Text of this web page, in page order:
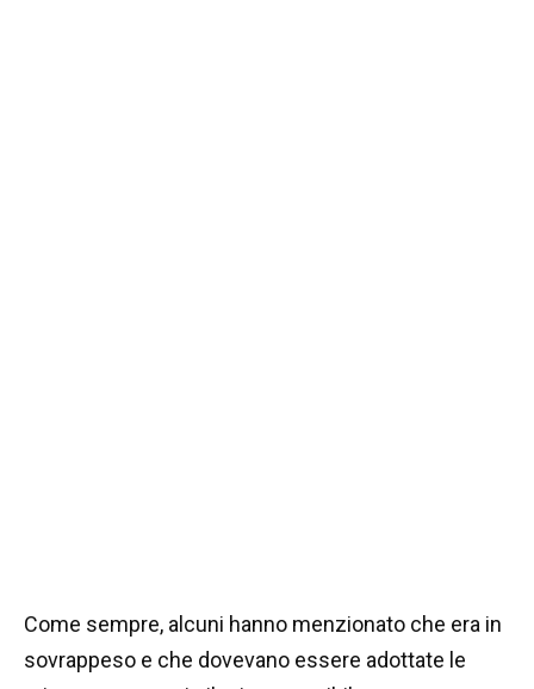
Come sempre, alcuni hanno menzionato che era in
sovrappeso e che dovevano essere adottate le